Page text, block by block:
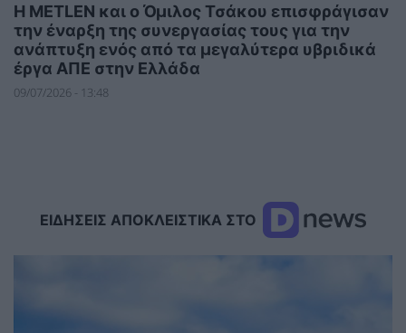
Η METLEN και ο Όμιλος Τσάκου επισφράγισαν
την έναρξη της συνεργασίας τους για την
ανάπτυξη ενός από τα μεγαλύτερα υβριδικά
έργα ΑΠΕ στην Ελλάδα
09/07/2026 - 13:48
ΕΙΔΗΣΕΙΣ ΑΠΟΚΛΕΙΣΤΙΚΑ ΣΤΟ